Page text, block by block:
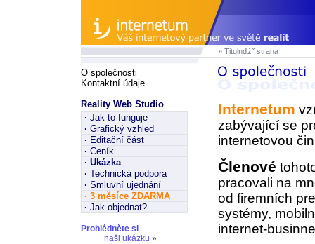
» Titulnďż˝ strana
O společnosti
Kontaktní údaje
Reality Web Studio
· Jak to funguje
· Grafický vzhled
· Editační část
· Ceník
· Ukázka
· Technická podpora
· Smluvní ujednání
· 3 měsíce ZDARMA
· Jak objednat?
Prohlédněte si
naši ukázku »
Internetum
zabývající se
internetovou
Členové
pracovali na
od firemních
systémy,
internet-